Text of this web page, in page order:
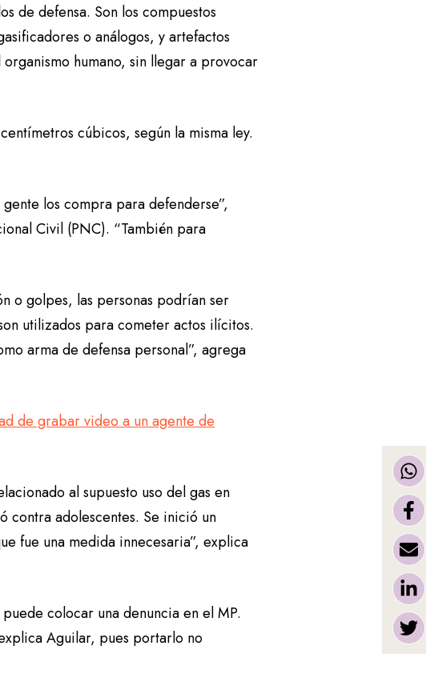
de defensa. Son los compuestos
o análogos, y artefactos
humano, sin llegar a provocar
cúbicos, según la misma ley.
los compra para defenderse”,
Civil (PNC). “También para
o golpes, las personas podrían ser
utilizados para cometer actos ilícitos.
arma de defensa personal”, agrega
de grabar video a un agente de
al supuesto uso del gas en
contra adolescentes. Se inició un
fue una medida innecesaria”, explica
colocar una denuncia en el MP.
Aguilar, pues portarlo no